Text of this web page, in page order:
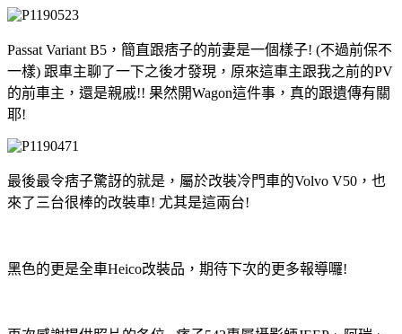
Passat Variant B5，簡直跟痞子的前妻是一個樣子! (不過前保不
一樣) 跟車主聊了一下之後才發現，原來這車主跟我之前的PV
的前車主，還是親戚!! 果然開Wagon這件事，真的跟遺傳有關
耶!
最後最令痞子驚訝的就是，屬於改裝冷門車的Volvo V50，也
來了三台很棒的改裝車! 尤其是這兩台!
黑色的更是全車Heico改裝品，期待下次的更多報導囉!